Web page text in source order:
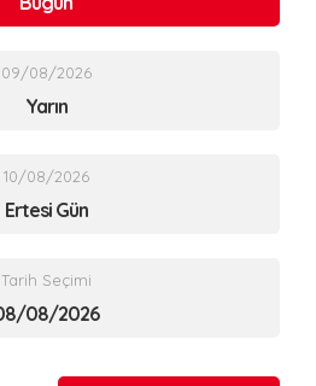
09/08/2026
Yarın
10/08/2026
Ertesi Gün
Tarih Seçimi